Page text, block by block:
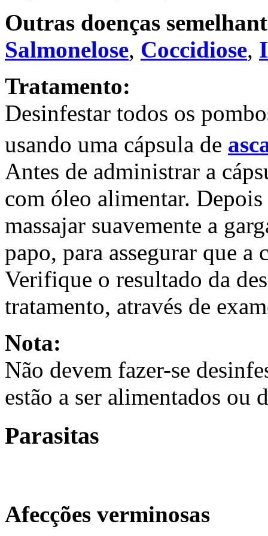
Outras doenças
Salmonelose, Coccidiose,
Tratamento:
Desinfestar todos os
usando uma cápsula de
Antes de administrar a
com óleo alimentar.
massajar suavemente a
papo, para assegurar que a
Verifique o resultado da
tratamento, através de
Nota:
Não devem fazer-se
estão a ser alimentados ou
Parasitas
Afecções verminosas